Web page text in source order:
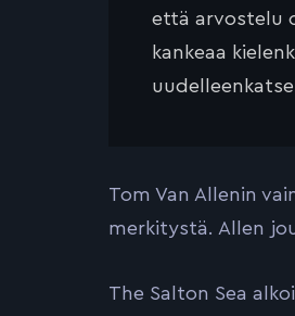
että arvostelu
kankeaa
Tom Van Allenin
merkitystä. Allen
The Salton Sea